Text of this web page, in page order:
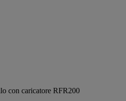
con caricatore RFR200